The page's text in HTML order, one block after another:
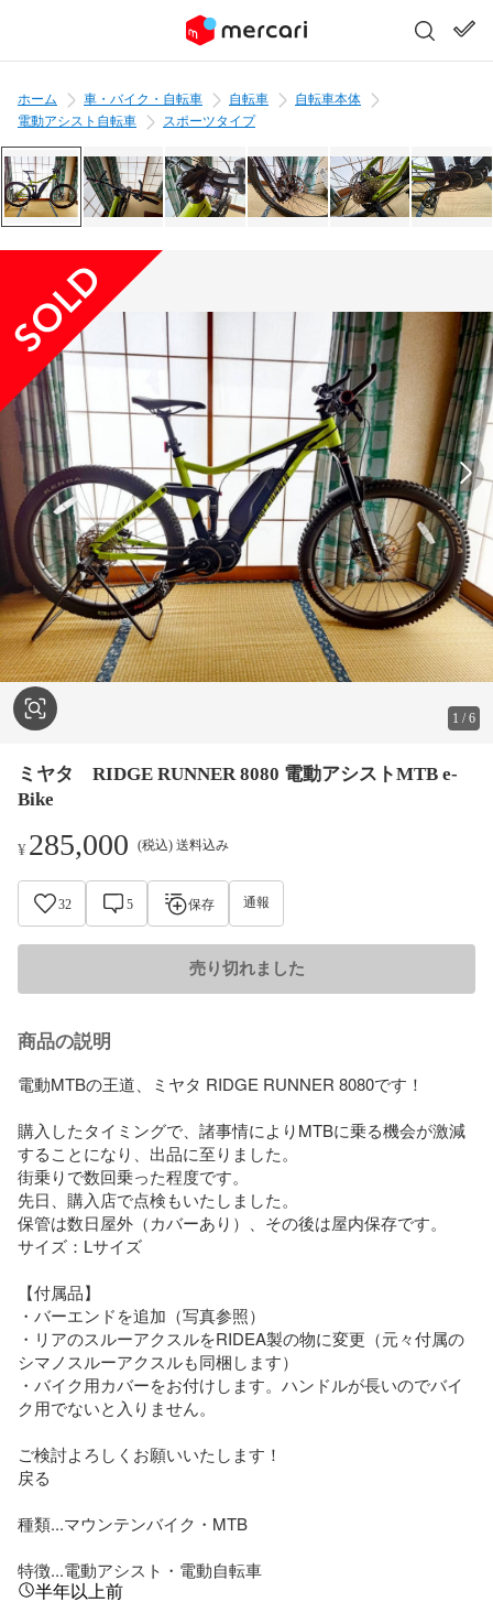
ホーム 車・バイク・自転車 自転車
自転車本体
電動アシスト自転車
スポーツタイプ
1 /6
ミヤタ RIDGE RUNNER 8080 電動アシストMTB e-
Bike
¥285,000 (税込) 送料込み
32 5 保存 通報
売り切れました
商品の説明
電動MTBの王道、ミヤタ RIDGE RUNNER 8080です！
購入したタイミングで、諸事情によりMTBに乗る機会が激減
することになり、出品に至りました。
街乗りで数回乗った程度です。
先日、購入店で点検もいたしました。
保管は数日屋外（カバーあり）、その後は屋内保存です。
サイズ：Lサイズ
【付属品】
・バーエンドを追加（写真参照）
・リアのスルーアクスルをRIDEA製の物に変更（元々付属の
シマノスルーアクスルも同梱します）
・バイク用カバーをお付けします。ハンドルが長いのでバイ
ク用でないと入りません。
ご検討よろしくお願いいたします！
戻る
種類...マウンテンバイク・MTB
特徴...電動アシスト・電動自転車
半年以上前